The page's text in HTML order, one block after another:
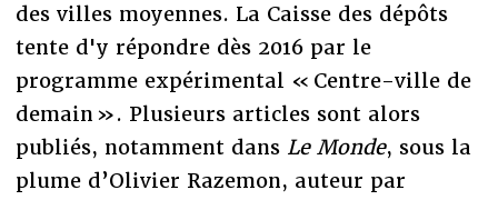
des villes moyennes. La Caisse des dépôts
tente d'y répondre dès 2016 par le
programme expérimental « Centre-ville de
demain ». Plusieurs articles sont alors
publiés, notamment dans Le Monde, sous la
plume d’Olivier Razemon, auteur par